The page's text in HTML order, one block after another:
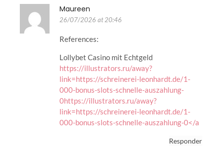
Maureen
26/07/2026 at 20:46
References:
Lollybet Casino mit Echtgeld
https://illustrators.ru/away?
link=https://schreinerei-leonhardt.de/1-
000-bonus-slots-schnelle-auszahlung-
0https://illustrators.ru/away?
link=https://schreinerei-leonhardt.de/1-
000-bonus-slots-schnelle-auszahlung-0</a
Responder